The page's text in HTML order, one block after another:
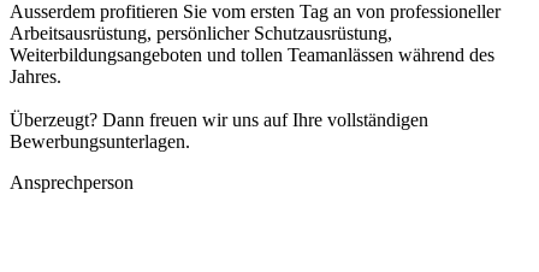
Ausserdem profitieren Sie vom ersten Tag an von professioneller
Arbeitsausrüstung, persönlicher Schutzausrüstung,
Weiterbildungsangeboten und tollen Teamanlässen während des
Jahres.
Überzeugt? Dann freuen wir uns auf Ihre vollständigen
Bewerbungsunterlagen.
Ansprechperson